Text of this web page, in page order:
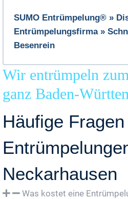
SUMO Entrümpelung® »
Entrümpelungsfirma »
Besenrein
Wir entrümpeln
ganz Baden-
Häufige
Neckarhausen
Was kostet eine